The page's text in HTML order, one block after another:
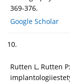
369-376.
Google Scholar
10.
Rutten L, Rutten